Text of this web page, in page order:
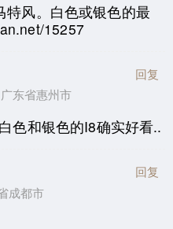
特风。白色或银色的最
15257
东省惠州市
回复
色和银色的I8确实好看..
成都市
回复